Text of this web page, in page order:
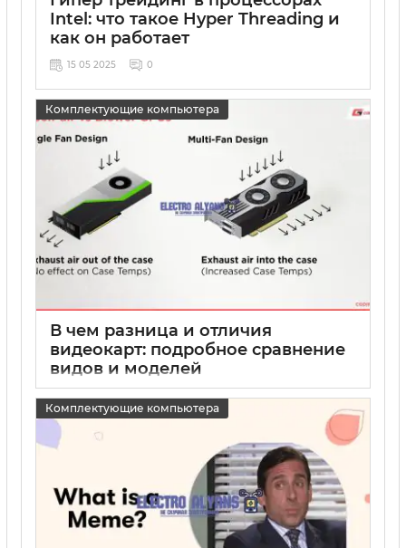
Intel: что такое Hyper Threading и
как он работает
15 05 2025 0
Комплектующие компьютера
В чем разница и отличия
видеокарт: подробное сравнение
видов и моделей
15 05 2025 0
Комплектующие компьютера